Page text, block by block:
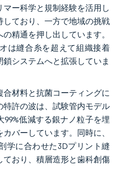
ー科学と規制経験を活用し
ており、一方で地域の挑戦
精通を押し出しています。
は縫合糸を超えて組織接着
システムへと拡張していま
材料と抗菌コーティングに
許の波は、試験管内モデル
低減する銀ナノ粒子を埋
バーしています。同時に、
学に合わせた3Dプリント縫
おり、積層造形と歯科創傷